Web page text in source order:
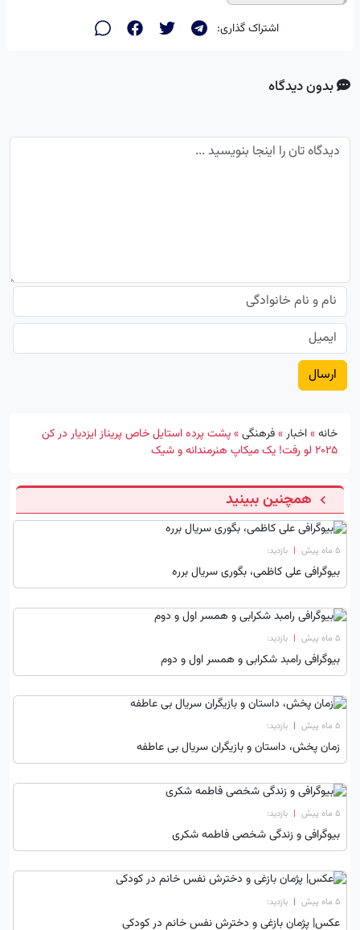
اشتراک گذاری:
بدون دیدگاه
خانه»اخبار»فرهنگی»پشت پرده استایل خاص پریناز ایزدیار در کن
۲۰۲۵ لو رفت! یک میکاپ هنرمندانه و شیک
همچنین ببینید
۵ ماه پیش | بازدید:
بیوگرافی علی کاظمی، بگوری سریال برره
۵ ماه پیش | بازدید:
بیوگرافی رامبد شکرابی و همسر اول و دوم
۵ ماه پیش | بازدید:
زمان پخش، داستان و بازیگران سریال بی عاطفه
۵ ماه پیش | بازدید:
بیوگرافی و زندگی شخصی فاطمه شکری
۵ ماه پیش | بازدید:
عکس| پژمان بازغی و دخترش نفس خانم در کودکی